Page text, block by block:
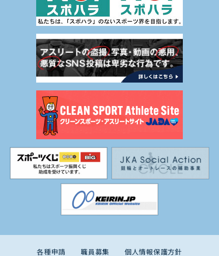
各種申請 職員募集 個人情報保護方針